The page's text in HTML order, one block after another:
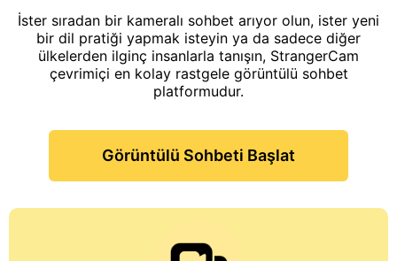
İster sıradan bir kameralı sohbet arıyor olun, ister yeni
bir dil pratiği yapmak isteyin ya da sadece diğer
ülkelerden ilginç insanlarla tanışın, StrangerCam
çevrimiçi en kolay rastgele görüntülü sohbet
platformudur.
Görüntülü Sohbeti Başlat